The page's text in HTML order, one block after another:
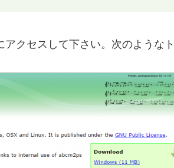
アクセスして下さい。次のような